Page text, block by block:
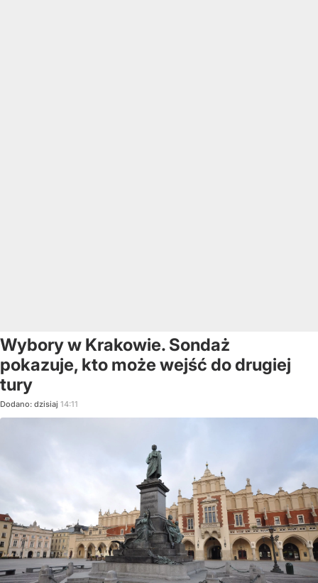
Wybory w Krakowie. Sondaż
pokazuje, kto może wejść do drugiej
tury
Dodano: dzisiaj 14:11